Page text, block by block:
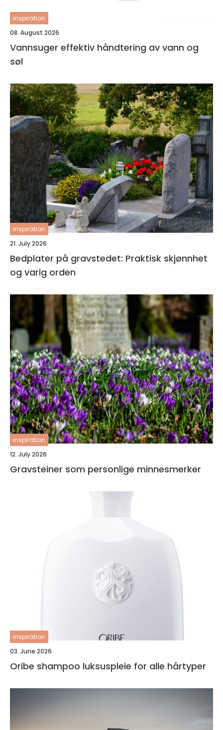
inspiration
08. August 2026
Vannsuger effektiv håndtering av vann og
søl
inspiration
21. July 2026
Bedplater på gravstedet: Praktisk skjønnhet
og varig orden
inspiration
12. July 2026
Gravsteiner som personlige minnesmerker
inspiration
03. June 2026
Oribe shampoo luksuspleie for alle hårtyper